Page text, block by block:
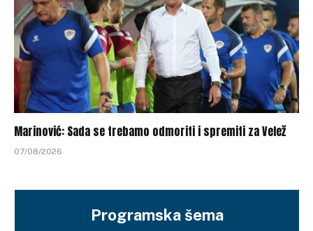
Marinović: Sada se trebamo odmoriti i spremiti za Velež
07/08/2026
Programska šema